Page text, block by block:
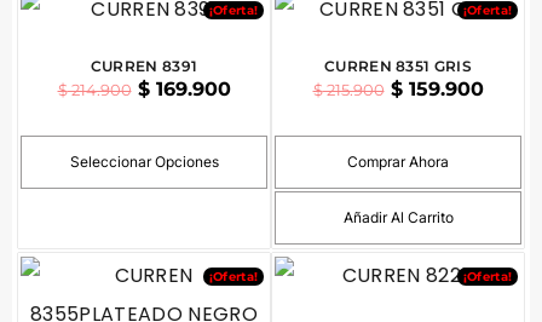
¡Oferta!
CURREN 8391
$214.900 $169.900
Seleccionar Opciones
¡Oferta!
CURREN 8351 GRIS
$215.900 $159.900
Comprar Ahora
Añadir Al Carrito
¡Oferta! ¡Oferta!